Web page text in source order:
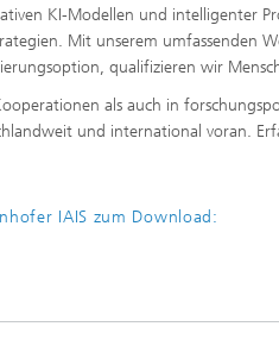
KI-Modellen und intelligenter
Mit unserem umfassenden
qualifizieren wir
als auch in
und international voran.
IAIS zum Download: